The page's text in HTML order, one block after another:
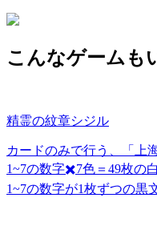
こんなゲームも
精霊の紋章シジル
カードのみで行う、「上
1~7の数字✖️7色＝49枚の
1~7の数字が1枚ずつの黒